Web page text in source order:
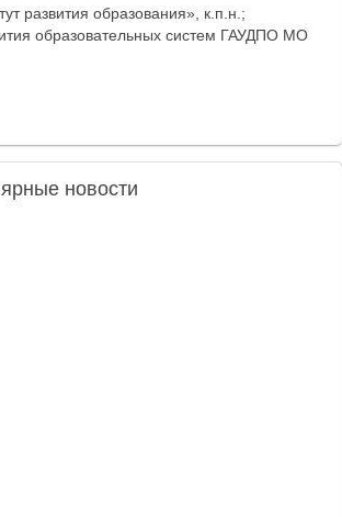
развития образования», к.п.н.;
образовательных систем ГАУДПО МО
новости